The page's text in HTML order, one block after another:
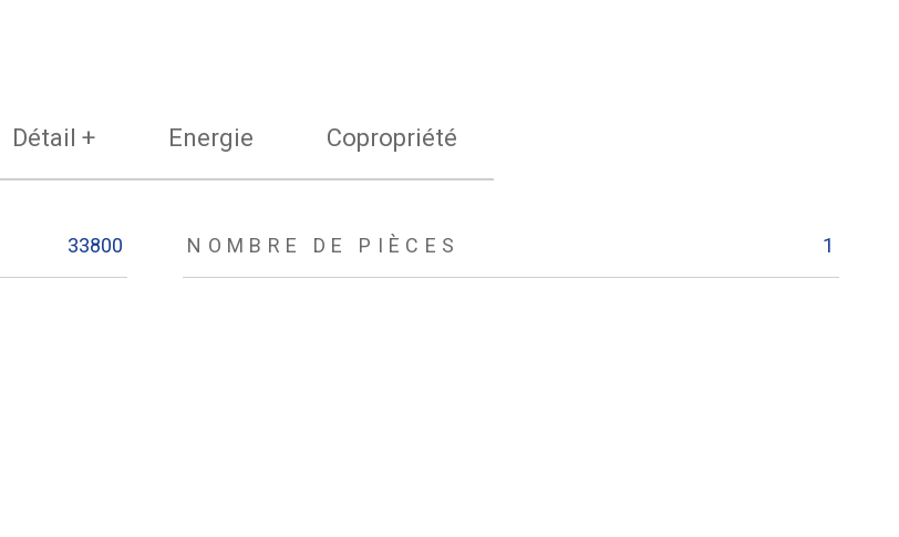
Détail + Energie Copropriété
33800 NOMBRE DE PIÈCES 1